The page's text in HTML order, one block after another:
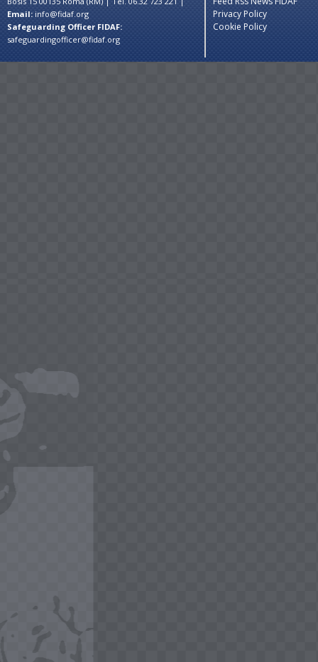
Email: info@fidaf.org
Safeguarding Officer FIDAF:
safeguardingofficer@fidaf.org
Privacy Policy
Cookie Policy